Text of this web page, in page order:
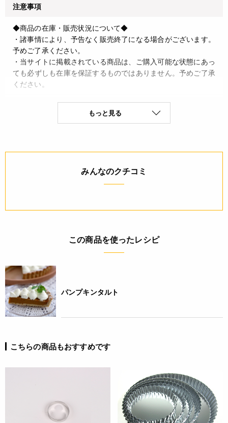
注意事項
◆商品の在庫・販売状況について◆
・諸事情により、予告なく販売終了になる場合がございます。
予めご了承ください。
・当サイトに掲載されている商品は、ご購入可能な状態にあっ
ても必ずしも在庫を保証するものではありません。予めご了承
ください。
4560185692194
もっと見る
みんなのクチコミ
この商品を使ったレシピ
パンプキンタルト
こちらの商品もおすすめです